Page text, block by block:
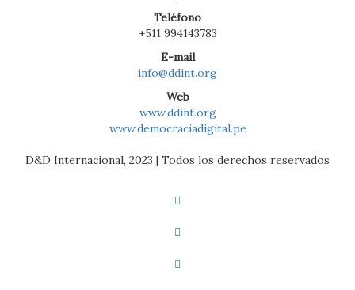
Teléfono
+511 994143783
E-mail
info@ddint.org
Web
www.ddint.org
www.democraciadigital.pe
D&D Internacional, 2023 | Todos los derechos reservados